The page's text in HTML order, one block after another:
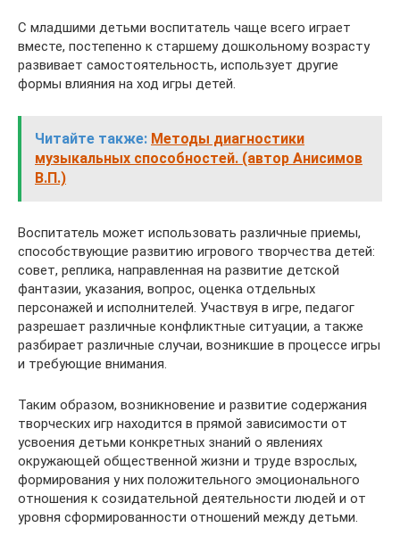
С младшими детьми воспитатель чаще всего играет
вместе, постепенно к старшему дошкольному возрасту
развивает самостоятельность, использует другие
формы влияния на ход игры детей.
Читайте также: Методы диагностики
музыкальных способностей. (автор Анисимов
В.П.)
Воспитатель может использовать различные приемы,
способствующие развитию игрового творчества детей:
совет, реплика, направленная на развитие детской
фантазии, указания, вопрос, оценка отдельных
персонажей и исполнителей. Участвуя в игре, педагог
разрешает различные конфликтные ситуации, а также
разбирает различные случаи, возникшие в процессе игры
и требующие внимания.
Таким образом, возникновение и развитие содержания
творческих игр находится в прямой зависимости от
усвоения детьми конкретных знаний о явлениях
окружающей общественной жизни и труде взрослых,
формирования у них положительного эмоционального
отношения к созидательной деятельности людей и от
уровня сформированности отношений между детьми.